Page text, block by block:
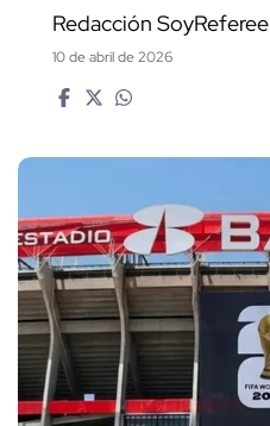
Redacción SoyReferee
10 de abril de 2026